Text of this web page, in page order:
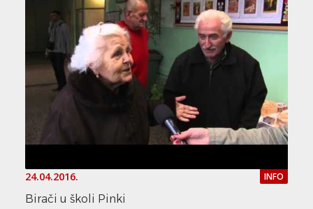
24.04.2016. INFO
Birači u školi Pinki